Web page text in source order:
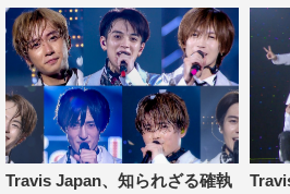
わせることができると、屋良はメ
これを受けた中村は「“意思”のシ
こいつらシンクロしてるじゃん、
の武器にしたい」と力強く語る。
それぞれが捉えたイメージを重ね
高のシンクロダンス。果たして彼
Travis Japan、知られざる確執